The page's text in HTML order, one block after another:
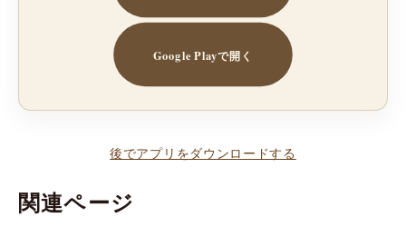
Google Playで開く
後でアプリをダウンロードする
関連ページ